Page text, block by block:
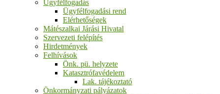
Ügyfélfogadás
Ügyfélfogadási rend
Elérhetőségek
Mátészalkai Járási Hivatal
Szervezeti felépítés
Hirdetmények
Felhívások
Önk. pü. helyzete
Katasztrófavédelem
Lak. tájékoztató
Önkormányzati pályázatok